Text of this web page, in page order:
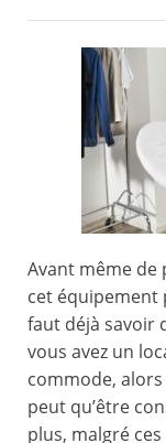
Avant même de
cet équipement
faut déjà savoir
vous avez un
commode,
peut qu’être
plus, malgré